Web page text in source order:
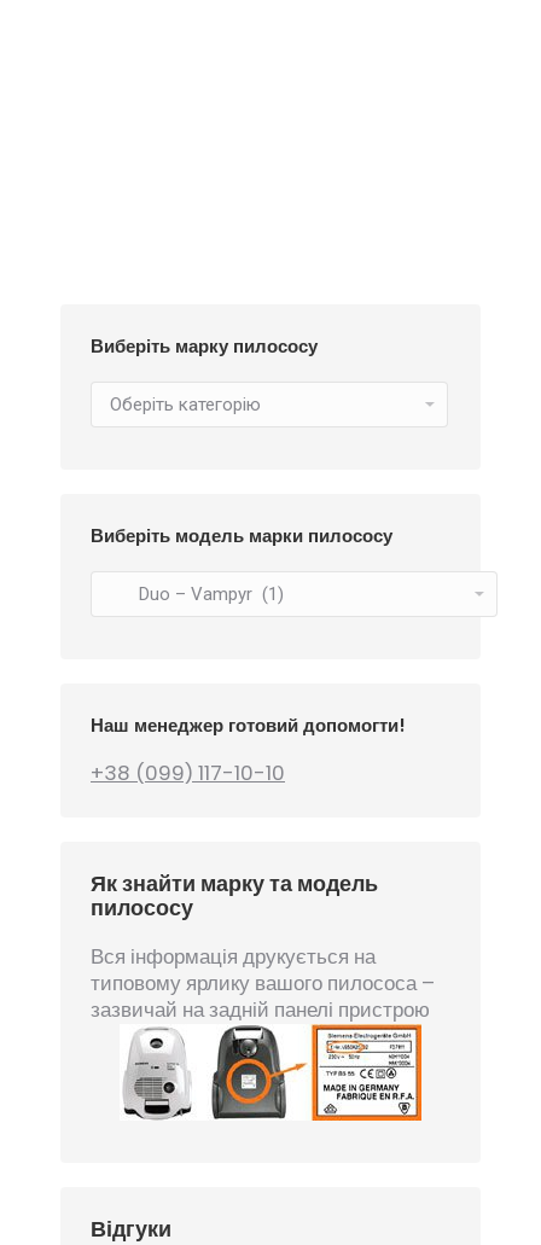
Виберіть марку пилососу
Виберіть модель марки пилососу
Наш менеджер готовий допомогти!
+38 (099) 117-10-10
Як знайти марку та модель
пилососу
Вся інформація друкується на
типовому ярлику вашого пилососа –
зазвичай на задній панелі пристрою
Відгуки